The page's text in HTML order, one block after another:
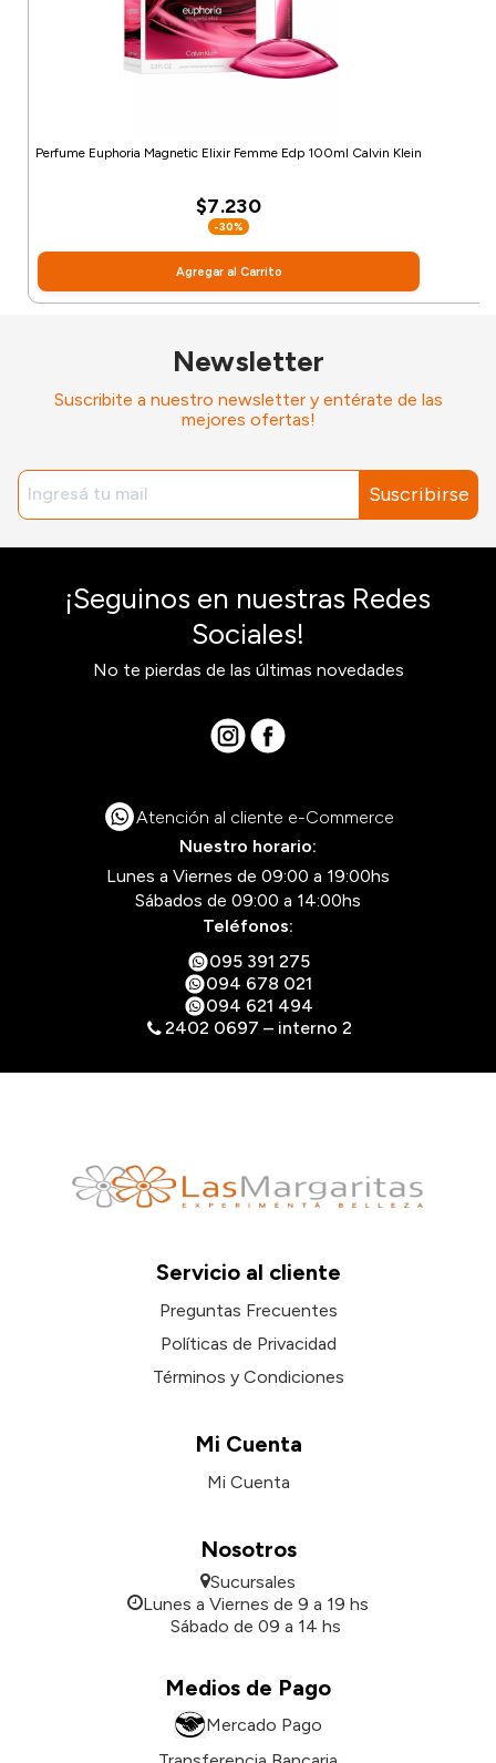
Perfume Euphoria Magnetic Elixir Femme Edp 100ml Calvin Klein
$7.230
-30%
Agregar al Carrito
Newsletter
Suscribite a nuestro newsletter y entérate de las
mejores ofertas!
Suscribirse
¡Seguinos en nuestras Redes
Sociales!
No te pierdas de las últimas novedades
Atención al cliente e-Commerce
Nuestro horario:
Lunes a Viernes de 09:00 a 19:00hs
Sábados de 09:00 a 14:00hs
Teléfonos:
095 391 275
094 678 021
094 621 494
2402 0697 – interno 2
Servicio al cliente
Preguntas Frecuentes
Políticas de Privacidad
Términos y Condiciones
Mi Cuenta
Mi Cuenta
Nosotros
Sucursales
Lunes a Viernes de 9 a 19 hs
Sábado de 09 a 14 hs
Medios de Pago
Mercado Pago